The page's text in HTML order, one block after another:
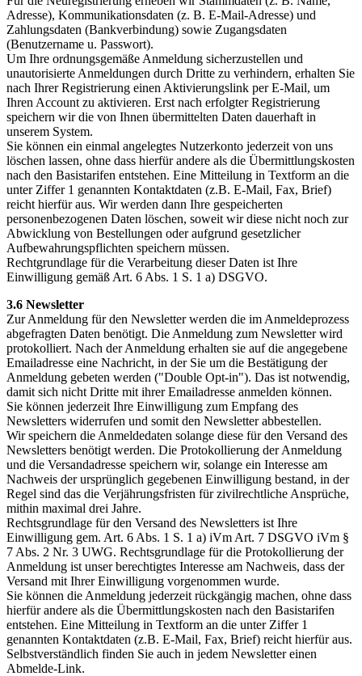
Adresse), Kommunikationsdaten (z. B. E-Mail-Adresse) und
Zahlungsdaten (Bankverbindung) sowie Zugangsdaten
(Benutzername u. Passwort).
Um Ihre ordnungsgemäße Anmeldung sicherzustellen und
unautorisierte Anmeldungen durch Dritte zu verhindern, erhalten Sie
nach Ihrer Registrierung einen Aktivierungslink per E-Mail, um
Ihren Account zu aktivieren. Erst nach erfolgter Registrierung
speichern wir die von Ihnen übermittelten Daten dauerhaft in
unserem System.
Sie können ein einmal angelegtes Nutzerkonto jederzeit von uns
löschen lassen, ohne dass hierfür andere als die Übermittlungskosten
nach den Basistarifen entstehen. Eine Mitteilung in Textform an die
unter Ziffer 1 genannten Kontaktdaten (z.B. E-Mail, Fax, Brief)
reicht hierfür aus. Wir werden dann Ihre gespeicherten
personenbezogenen Daten löschen, soweit wir diese nicht noch zur
Abwicklung von Bestellungen oder aufgrund gesetzlicher
Aufbewahrungspflichten speichern müssen.
Rechtgrundlage für die Verarbeitung dieser Daten ist Ihre
Einwilligung gemäß Art. 6 Abs. 1 S. 1 a) DSGVO.
3.6 Newsletter
Zur Anmeldung für den Newsletter werden die im Anmeldeprozess
abgefragten Daten benötigt. Die Anmeldung zum Newsletter wird
protokolliert. Nach der Anmeldung erhalten sie auf die angegebene
Emailadresse eine Nachricht, in der Sie um die Bestätigung der
Anmeldung gebeten werden ("Double Opt-in"). Das ist notwendig,
damit sich nicht Dritte mit ihrer Emailadresse anmelden können.
Sie können jederzeit Ihre Einwilligung zum Empfang des
Newsletters widerrufen und somit den Newsletter abbestellen.
Wir speichern die Anmeldedaten solange diese für den Versand des
Newsletters benötigt werden. Die Protokollierung der Anmeldung
und die Versandadresse speichern wir, solange ein Interesse am
Nachweis der ursprünglich gegebenen Einwilligung bestand, in der
Regel sind das die Verjährungsfristen für zivilrechtliche Ansprüche,
mithin maximal drei Jahre.
Rechtsgrundlage für den Versand des Newsletters ist Ihre
Einwilligung gem. Art. 6 Abs. 1 S. 1 a) iVm Art. 7 DSGVO iVm §
7 Abs. 2 Nr. 3 UWG. Rechtsgrundlage für die Protokollierung der
Anmeldung ist unser berechtigtes Interesse am Nachweis, dass der
Versand mit Ihrer Einwilligung vorgenommen wurde.
Sie können die Anmeldung jederzeit rückgängig machen, ohne dass
hierfür andere als die Übermittlungskosten nach den Basistarifen
entstehen. Eine Mitteilung in Textform an die unter Ziffer 1
genannten Kontaktdaten (z.B. E-Mail, Fax, Brief) reicht hierfür aus.
Selbstverständlich finden Sie auch in jedem Newsletter einen
Abmelde-Link.